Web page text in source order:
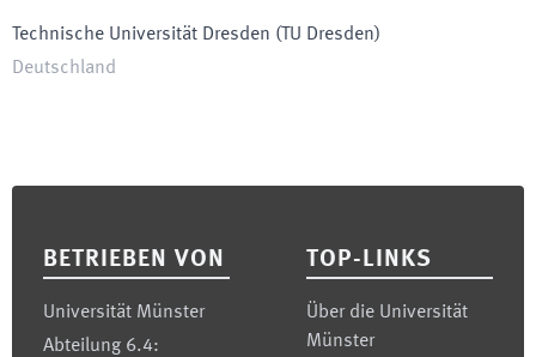
Technische Universität Dresden ( TU Dresden)
Deutschland
BETRIEBEN VON
Universität Münster
Abteilung 6.4:
TOP-LINKS
Über die Universität
Münster